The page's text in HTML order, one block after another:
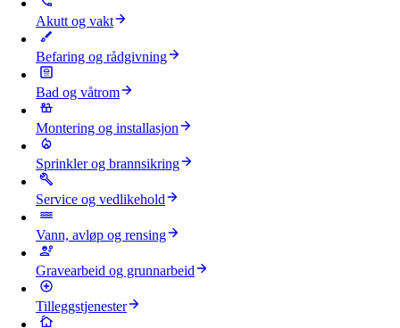
Akutt og vakt
Befaring og rådgivning
Bad og våtrom
Montering og installasjon
Sprinkler og brannsikring
Service og vedlikehold
Vann, avløp og rensing
Gravearbeid og grunnarbeid
Tilleggstjenester